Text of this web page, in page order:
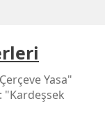
Yasa"
"kardeşsek